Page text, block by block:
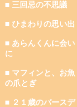
■ 三回忌の不思議
■ ひまわりの思い出
■ あらんくんに会い
に
■ マフィンと、お魚
の爪とぎ
■ ２１歳のバースデ